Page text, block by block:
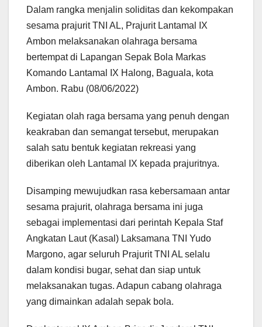
Dalam rangka menjalin soliditas dan kekompakan
sesama prajurit TNI AL, Prajurit Lantamal IX
Ambon melaksanakan olahraga bersama
bertempat di Lapangan Sepak Bola Markas
Komando Lantamal IX Halong, Baguala, kota
Ambon. Rabu (08/06/2022)
Kegiatan olah raga bersama yang penuh dengan
keakraban dan semangat tersebut, merupakan
salah satu bentuk kegiatan rekreasi yang
diberikan oleh Lantamal IX kepada prajuritnya.
Disamping mewujudkan rasa kebersamaan antar
sesama prajurit, olahraga bersama ini juga
sebagai implementasi dari perintah Kepala Staf
Angkatan Laut (Kasal) Laksamana TNI Yudo
Margono, agar seluruh Prajurit TNI AL selalu
dalam kondisi bugar, sehat dan siap untuk
melaksanakan tugas. Adapun cabang olahraga
yang dimainkan adalah sepak bola.